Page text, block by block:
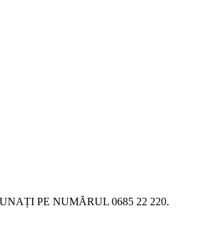
PE NUMĂRUL 0685 22 220.